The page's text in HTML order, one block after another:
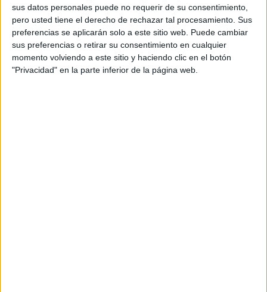
sus datos personales puede no requerir de su consentimiento,
pero usted tiene el derecho de rechazar tal procesamiento. Sus
preferencias se aplicarán solo a este sitio web. Puede cambiar
sus preferencias o retirar su consentimiento en cualquier
momento volviendo a este sitio y haciendo clic en el botón
"Privacidad" en la parte inferior de la página web.
Belén Merino inició su trayectoria profesional en
2007 como diseñadora gráfica en Tatay,
compañía del sector químico. En 2008, se
incorporó a Padelmanía, empresa de venta de
productos de pádel, como directora de arte y de